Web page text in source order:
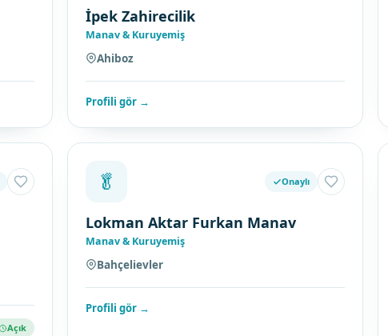
İpek Zahirecilik
Manav & Kuruyemiş
Ahiboz
Profili gör →
Açık
🥬 Onaylı
Lokman Aktar Furkan Manav
Manav & Kuruyemiş
Bahçelievler
Profili gör →